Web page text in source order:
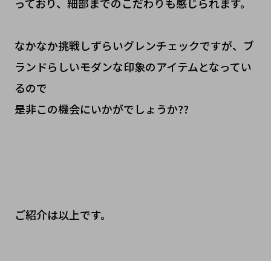
っており、細部までのこだわりも感じられます。
なかなか挑戦しずらいグレンチェックですが、ブ
ランドらしいモダンな印象のアイテムとなってい
るので
是非この機会にいかがでしょうか??
ご紹介は以上です。